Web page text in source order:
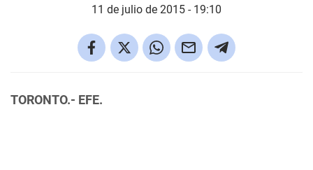
11 de julio de 2015 - 19:10
TORONTO.- EFE.